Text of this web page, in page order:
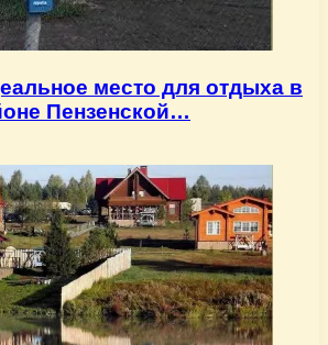
место для отдыха в
Пензенской…